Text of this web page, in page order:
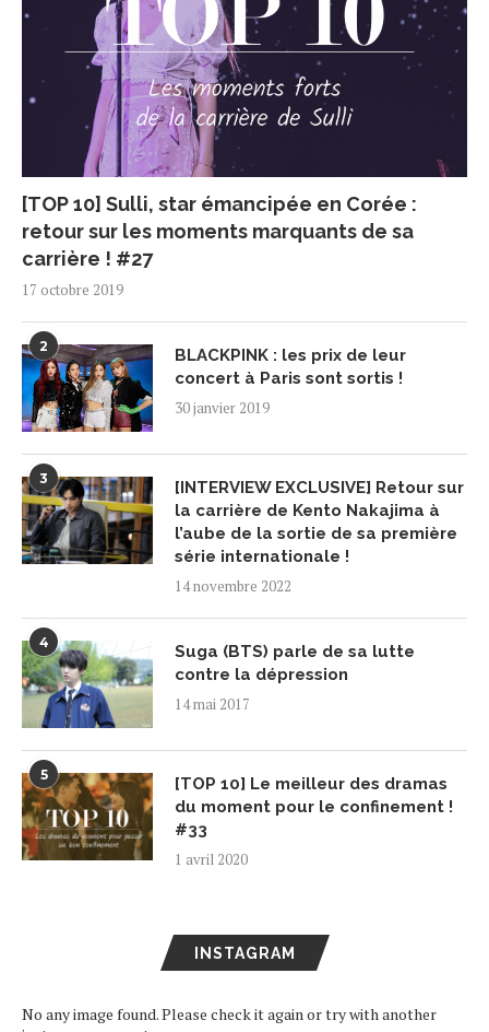
[TOP 10] Sulli, star émancipée en Corée :
retour sur les moments marquants de sa
carrière ! #27
17 octobre 2019
2
BLACKPINK : les prix de leur
concert à Paris sont sortis !
30 janvier 2019
3
[INTERVIEW EXCLUSIVE] Retour sur
la carrière de Kento Nakajima à
l’aube de la sortie de sa première
série internationale !
14 novembre 2022
4
Suga (BTS) parle de sa lutte
contre la dépression
14 mai 2017
5
[TOP 10] Le meilleur des dramas
du moment pour le confinement !
#33
1 avril 2020
INSTAGRAM
No any image found. Please check it again or try with another